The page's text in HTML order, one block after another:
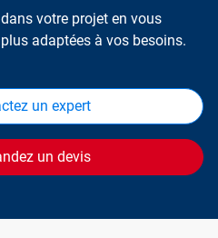
votre projet en vous
adaptées à vos besoins.
un expert
un devis